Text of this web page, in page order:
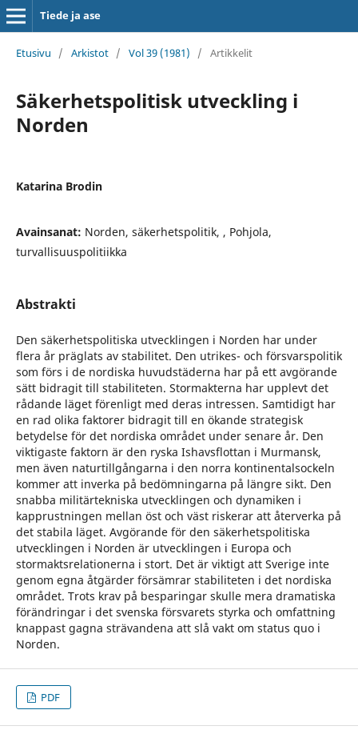
Tiede ja ase
Etusivu / Arkistot / Vol 39 (1981) / Artikkelit
Säkerhetspolitisk utveckling i
Norden
Katarina Brodin
Avainsanat: Norden, säkerhetspolitik, , Pohjola,
turvallisuuspolitiikka
Abstrakti
Den säkerhetspolitiska utvecklingen i Norden har under
flera år präglats av stabilitet. Den utrikes- och försvarspolitik
som förs i de nordiska huvudstäderna har på ett avgörande
sätt bidragit till stabiliteten. Stormakterna har upplevt det
rådande läget förenligt med deras intressen. Samtidigt har
en rad olika faktorer bidragit till en ökande strategisk
betydelse för det nordiska området under senare år. Den
viktigaste faktorn är den ryska Ishavsflottan i Murmansk,
men även naturtillgångarna i den norra kontinentalsockeln
kommer att inverka på bedömningarna på längre sikt. Den
snabba militärtekniska utvecklingen och dynamiken i
kapprustningen mellan öst och väst riskerar att återverka på
det stabila läget. Avgörande för den säkerhetspolitiska
utvecklingen i Norden är utvecklingen i Europa och
stormaktsrelationerna i stort. Det är viktigt att Sverige inte
genom egna åtgärder försämrar stabiliteten i det nordiska
området. Trots krav på besparingar skulle mera dramatiska
förändringar i det svenska försvarets styrka och omfattning
knappast gagna strävandena att slå vakt om status quo i
Norden.
PDF